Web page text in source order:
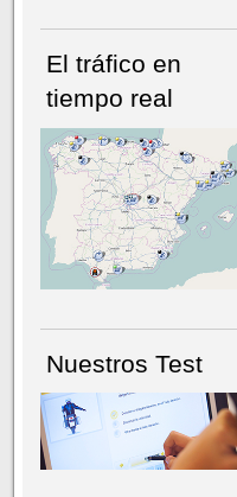
NÚMERO ACTUALHEMEROTECA
El tráfico en
tiempo real
Nuestros Test